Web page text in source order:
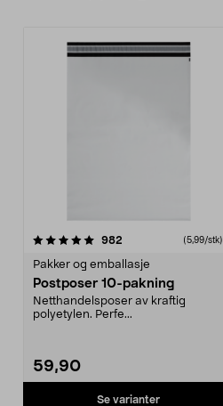
982 anmeldelser(5,99/stk)
Pakker og emballasje
Postposer 10-pakning
Netthandelsposer av kraftig
polyetylen. Perfe...
59,90
Se varianter
4.5 av 5 stjerner